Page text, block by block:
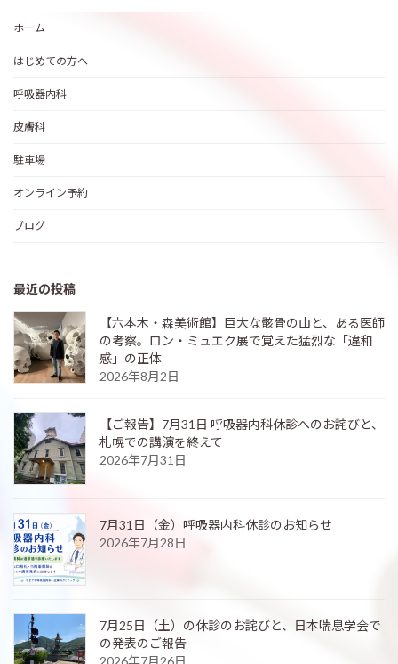
ホーム
はじめての方へ
呼吸器内科
皮膚科
駐車場
オンライン予約
ブログ
最近の投稿
【六本木・森美術館】巨大な骸骨の山と、ある医師
の考察。ロン・ミュエク展で覚えた猛烈な「違和
感」の正体
2026年8月2日
【ご報告】7月31日 呼吸器内科休診へのお詫びと、
札幌での講演を終えて
2026年7月31日
7月31日（金）呼吸器内科休診のお知らせ
2026年7月28日
7月25日（土）の休診のお詫びと、日本喘息学会で
の発表のご報告